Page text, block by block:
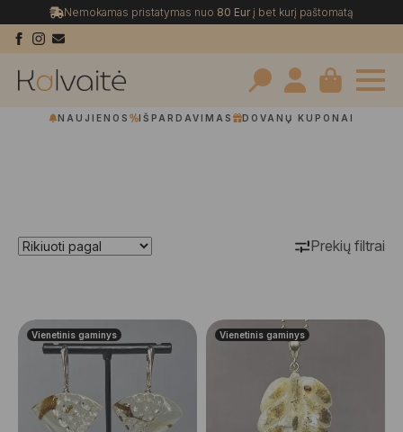
Nemokamas pristatymas nuo 80 Eurį bet kurį paštomatą
Search
NAUJIENOS IŠPARDAVIMAS DOVANŲ KUPONAI
Prekių filtrai
Vienetinis gaminys Vienetinis gaminys